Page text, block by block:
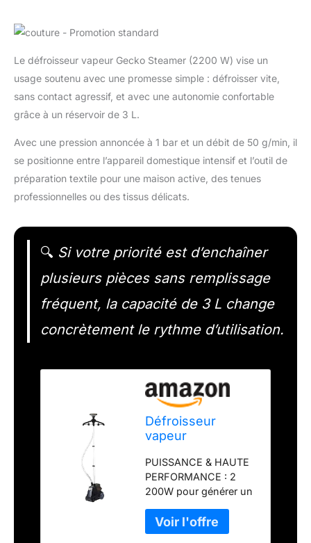
Le défroisseur vapeur Gecko Steamer (2200 W) vise un
usage soutenu avec une promesse simple : défroisser vite,
sans contact agressif, et avec une autonomie confortable
grâce à un réservoir de 3 L.
Avec une pression annoncée à 1 bar et un débit de 50 g/min, il
se positionne entre l’appareil domestique intensif et l’outil de
préparation textile pour une maison active, des tenues
professionnelles ou des tissus délicats.
🔍 Si votre priorité est d’enchaîner
plusieurs pièces sans remplissage
fréquent, la capacité de 3 L change
concrètement le rythme d’utilisation.
Défroisseur
vapeur
2200 W. 1 bar. 50
G/Min. Réservoir
3, L. Garantie 3
ans
PUISSANCE & HAUTE
PERFORMANCE : 2
200W pour générer un
pour un défroissage
vertical ultra-rapide,